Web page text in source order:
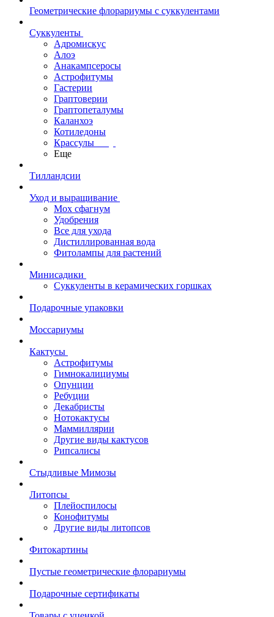
Геометрические флорариумы с суккулентами
Суккуленты
Адромискус
Алоэ
Анакампсеросы
Астрофитумы
Гастерии
Граптоверии
Граптопеталумы
Каланхоэ
Котиледоны
Крассулы
Еще
Тилландсии
Уход и выращивание
Мох сфагнум
Удобрения
Все для ухода
Дистиллированная вода
Фитолампы для растений
Минисадики
Суккуленты в керамических горшках
Подарочные упаковки
Моссариумы
Кактусы
Астрофитумы
Гимнокалициумы
Опунции
Ребуции
Декабристы
Нотокактусы
Маммиллярии
Другие виды кактусов
Рипсалисы
Стыдливые Мимозы
Литопсы
Плейоспилосы
Конофитумы
Другие виды литопсов
Фитокартины
Пустые геометрические флорариумы
Подарочные сертификаты